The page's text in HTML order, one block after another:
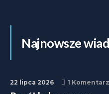
Najnowsze
22 lipca 2026 1 Komentarz